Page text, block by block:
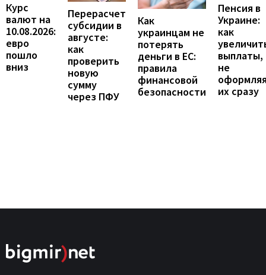
Курс
валют на
10.08.2026:
евро
пошло
вниз
Перерасчет
субсидии в
августе:
как
проверить
новую
сумму
через ПФУ
Как
украинцам не
потерять
деньги в ЕС:
правила
финансовой
безопасности
Пенсия в
Украине:
как
выплаты,
не
их сразу